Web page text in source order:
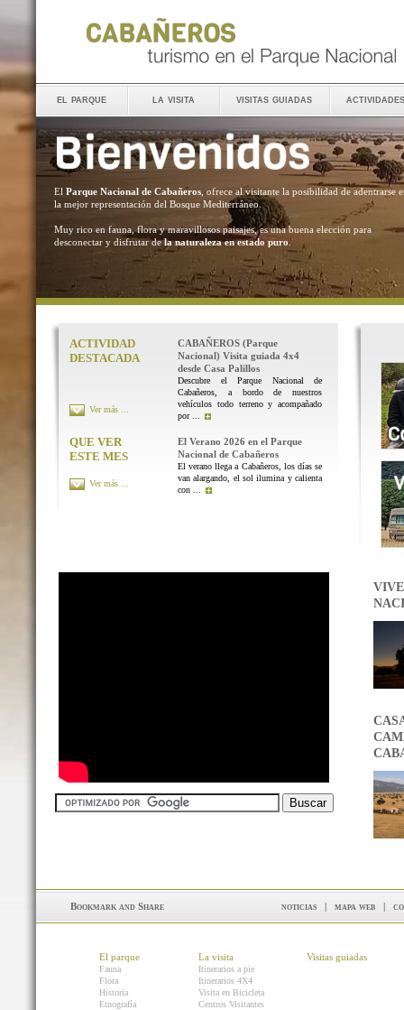
el parque la visita visitas guiadas actividades
El Parque Nacional de Cabañeros , ofrece al visitante la posibilidad de adentrarse
la mejor representación del Bosque Mediterráneo.
Muy rico en fauna, flora y maravillosos paisajes, es una buena elección para
desconectar y disfrutar dela naturaleza en estado puro .
ACTIVIDAD
DESTACADA
CABAÑEROS (Parque
Nacional) Visita guiada 4x4
desde Casa Palillos
Descubre el Parque Nacional de
Cabañeros, a bordo de nuestros
vehículos todo terreno y acompañado
por ...
Ver más ...
QUE VER
ESTE MES
El Verano 2026 en el Parque
Nacional de Cabañeros
El verano llega a Cabañeros, los días se
van alargando, el sol ilumina y calienta
con ...
Ver más ...
noticias | mapa web |
El parque
Fauna
Flora
Historia
Etnografía
La visita
Itinerarios a pie
Itinerarios 4X4
Visita en Bicicleta
Centros Visitantes
Visitas guiadas